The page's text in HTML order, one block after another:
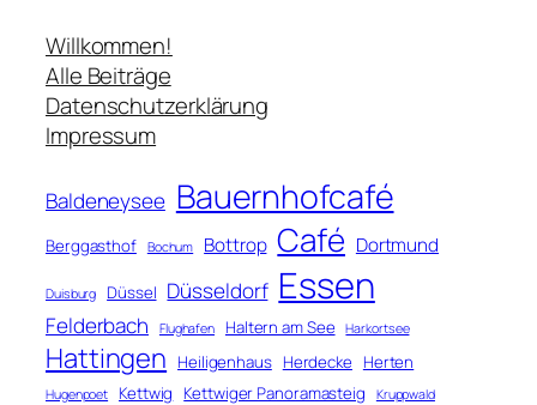
c
h
e
n
Willkommen!
Alle Beiträge
Datenschutzerklärung
Impressum
Baldeneysee Bauernhofcafé
Berggasthof Bochum Bottrop Café Dortmund
Duisburg Düssel Düsseldorf Essen
Felderbach Flughafen Haltern am See Harkortsee
Hattingen Heiligenhaus Herdecke Herten
Hugenpoet Kettwig Kettwiger Panoramasteig Kruppwald